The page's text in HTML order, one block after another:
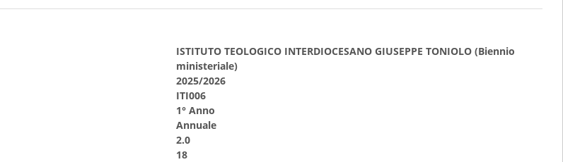
ISTITUTO TEOLOGICO INTERDIOCESANO GIUSEPPE TONIOLO (Biennio
ministeriale)
2025/2026
ITI006
1° Anno
Annuale
2.0
18